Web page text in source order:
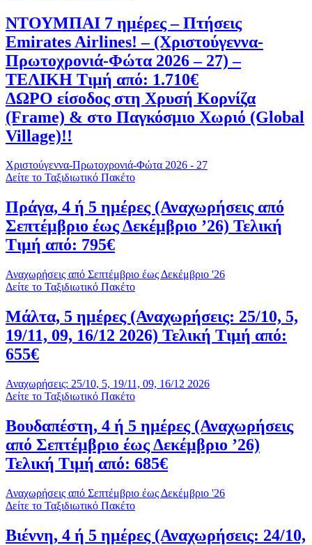
ΝΤΟΥΜΠΑΙ 7 ημέρες – Πτήσεις
Emirates Airlines! – (Χριστούγεννα-
Πρωτοχρονιά-Φώτα 2026 – 27) –
ΤΕΛΙΚΗ Τιμή από: 1.710€
ΔΩΡΟ είσοδος στη Χρυσή Κορνίζα
(Frame) & στο Παγκόσμιο Χωριό (Global
Village)!!
Χριστούγεννα-Πρωτοχρονιά-Φώτα 2026 - 27
Δείτε το Ταξιδιωτικό Πακέτο
Πράγα, 4 ή 5 ημέρες (Αναχωρήσεις από
Σεπτέμβριο έως Δεκέμβριο ’26) Τελική
Τιμή από: 795€
Αναχωρήσεις από Σεπτέμβριο έως Δεκέμβριο '26
Δείτε το Ταξιδιωτικό Πακέτο
Μάλτα, 5 ημέρες (Αναχωρήσεις: 25/10, 5,
19/11, 09, 16/12 2026) Τελική Τιμή από:
655€
Αναχωρήσεις: 25/10, 5, 19/11, 09, 16/12 2026
Δείτε το Ταξιδιωτικό Πακέτο
Βουδαπέστη, 4 ή 5 ημέρες (Αναχωρήσεις
από Σεπτέμβριο έως Δεκέμβριο ’26)
Τελική Τιμή από: 685€
Αναχωρήσεις από Σεπτέμβριο έως Δεκέμβριο '26
Δείτε το Ταξιδιωτικό Πακέτο
Βιέννη, 4 ή 5 ημέρες (Αναχωρήσεις: 24/10,